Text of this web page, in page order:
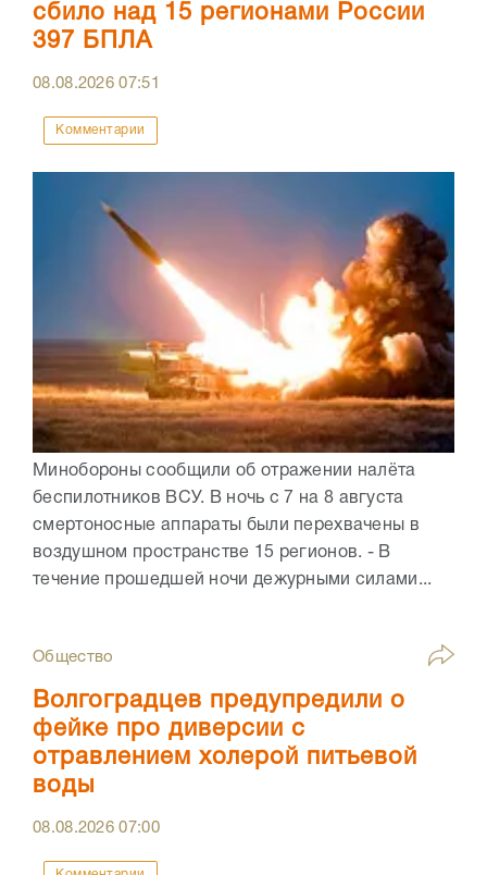
сбило над 15 регионами России
397 БПЛА
08.08.202607:51
Комментарии
Минобороны сообщили об отражении налёта
беспилотников ВСУ. В ночь с 7 на 8 августа
смертоносные аппараты были перехвачены в
воздушном пространстве 15 регионов. - В
течение прошедшей ночи дежурными силами...
Общество
Волгоградцев предупредили о
фейке про диверсии с
отравлением холерой питьевой
воды
08.08.202607:00